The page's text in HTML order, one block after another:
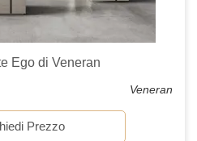
Ego di Veneran
Veneran
Prezzo